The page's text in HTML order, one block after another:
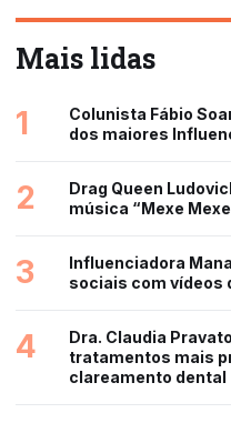
Mais lidas
1
Colunista Fábio
dos maiores
2
Drag Queen
música “Mexe
3
Influenciadora
sociais com vídeos
4
Dra. Claudia
tratamentos mais
clareamento dental